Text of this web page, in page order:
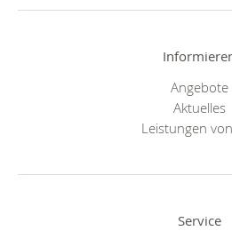
Angebote
Aktuelles
Leistungen
Service